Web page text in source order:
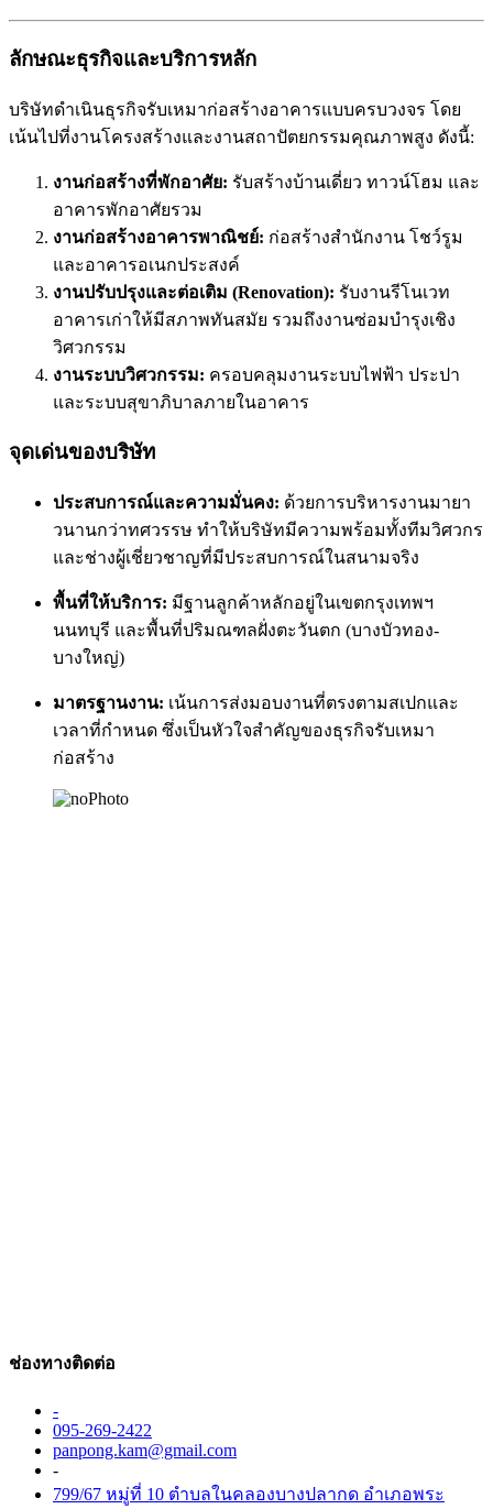
ลักษณะธุรกิจและบริการหลัก
บริษัทดำเนินธุรกิจรับเหมาก่อสร้างอาคารแบบครบวงจร โดย
เน้นไปที่งานโครงสร้างและงานสถาปัตยกรรมคุณภาพสูง ดังนี้:
งานก่อสร้างที่พักอาศัย: รับสร้างบ้านเดี่ยว ทาวน์โฮม และ
อาคารพักอาศัยรวม
งานก่อสร้างอาคารพาณิชย์: ก่อสร้างสำนักงาน โชว์รูม
และอาคารอเนกประสงค์
งานปรับปรุงและต่อเติม (Renovation): รับงานรีโนเวท
อาคารเก่าให้มีสภาพทันสมัย รวมถึงงานซ่อมบำรุงเชิง
วิศวกรรม
งานระบบวิศวกรรม: ครอบคลุมงานระบบไฟฟ้า ประปา
และระบบสุขาภิบาลภายในอาคาร
จุดเด่นของบริษัท
ประสบการณ์และความมั่นคง: ด้วยการบริหารงานมายา
วนานกว่าทศวรรษ ทำให้บริษัทมีความพร้อมทั้งทีมวิศวกร
และช่างผู้เชี่ยวชาญที่มีประสบการณ์ในสนามจริง
พื้นที่ให้บริการ: มีฐานลูกค้าหลักอยู่ในเขตกรุงเทพฯ
นนทบุรี และพื้นที่ปริมณฑลฝั่งตะวันตก (บางบัวทอง-
บางใหญ่)
มาตรฐานงาน: เน้นการส่งมอบงานที่ตรงตามสเปกและ
เวลาที่กำหนด ซึ่งเป็นหัวใจสำคัญของธุรกิจรับเหมา
ก่อสร้าง
ช่องทางติดต่อ
-
095-269-2422
panpong.kam@gmail.com
-
799/67 หมู่ที่ 10 ตำบลในคลองบางปลากด อำเภอพระ